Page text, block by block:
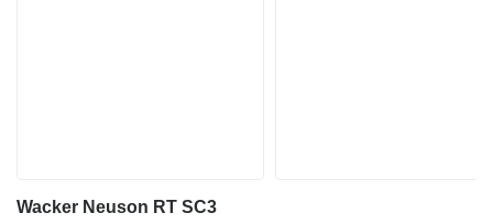
Wacker Neuson RT SC3